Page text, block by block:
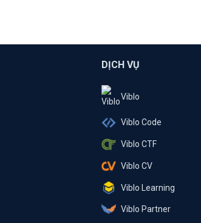
DỊCH VỤ
Viblo
Viblo Code
Viblo CTF
Viblo CV
Viblo Learning
Viblo Partner